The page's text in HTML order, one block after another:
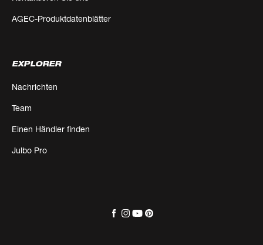
AGEC-Produktdatenblätter
EXPLORER
Nachrichten
Team
Einen Händler finden
Julbo Pro